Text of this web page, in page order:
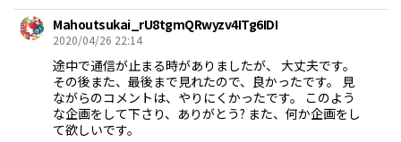
Mahoutsukai_rU8tgmQRwyzv4ITg6IDI
2020/04/26 22:14
途中で通信が止まる時がありましたが、 大丈夫です。
その後また、最後まで見れたので、良かったです。 見
ながらのコメントは、やりにくかったです。 このよう
な企画をして下さり、ありがとう? また、何か企画をし
て欲しいです。